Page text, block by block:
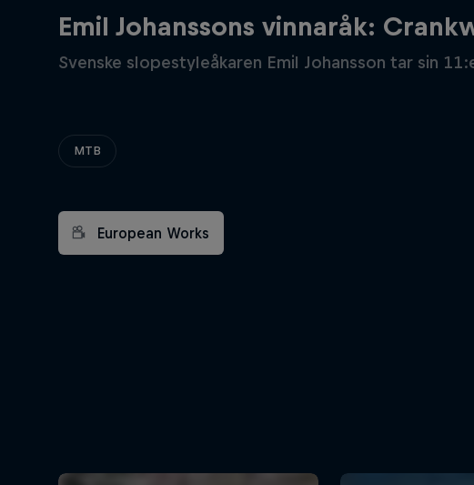
Emil Johanssons vinnaråk:
Svenske slopestyleåkaren Emil Johansson tar sin
MTB
European Works